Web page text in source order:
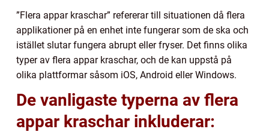
”Flera appar kraschar” refererar till situationen då flera
applikationer på en enhet inte fungerar som de ska och
istället slutar fungera abrupt eller fryser. Det finns olika
typer av flera appar kraschar, och de kan uppstå på
olika plattformar såsom iOS, Android eller Windows.
De vanligaste typerna av flera
appar kraschar inkluderar: